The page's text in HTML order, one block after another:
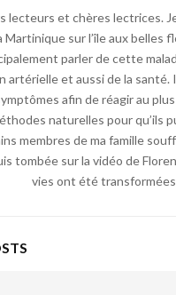
lecteurs et chères lectrices.
Martinique sur l’île aux belles
parler de cette
artérielle et aussi de la santé.
afin de réagir au
naturelles pour qu’ils
membres de ma famille
tombée sur la vidéo de
vies ont été